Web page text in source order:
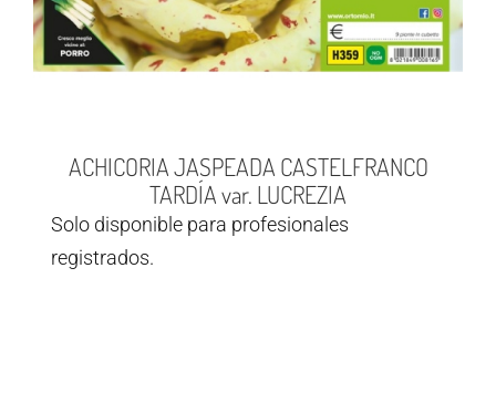
ACHICORIA JASPEADA CASTELFRANCO
TARDÍA var. LUCREZIA
Solo disponible para profesionales
registrados.